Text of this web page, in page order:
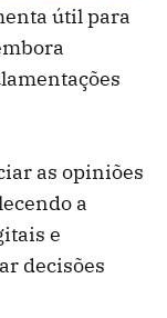
útil para
as opiniões
a
e
decisões